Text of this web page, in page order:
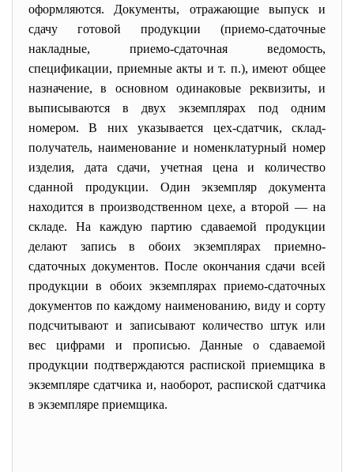
оформляются. Документы, отражающие выпуск и
сдачу готовой продукции (приемо-сдаточные
накладные, приемо-сдаточная ведомость,
спецификации, приемные акты и т. п.), имеют общее
назначение, в основном одинаковые реквизиты, и
выписываются в двух экземплярах под одним
номером. В них указывается цех-сдатчик, склад-
получатель, наименование и номенклатурный номер
изделия, дата сдачи, учетная цена и количество
сданной продукции. Один экземпляр документа
находится в производственном цехе, а второй — на
складе. На каждую партию сдаваемой продукции
делают запись в обоих экземплярах приемно-
сдаточных документов. После окончания сдачи всей
продукции в обоих экземплярах приемо-сдаточных
документов по каждому наименованию, виду и сорту
подсчитывают и записывают количество штук или
вес цифрами и прописью. Данные о сдаваемой
продукции подтверждаются распиской приемщика в
экземпляре сдатчика и, наоборот, распиской сдатчика
в экземпляре приемщика.